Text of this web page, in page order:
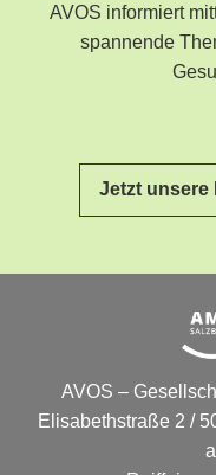
AVOS informiert
spannende
Jetzt unsere
AVOS –
Elisabethstraße 2 /